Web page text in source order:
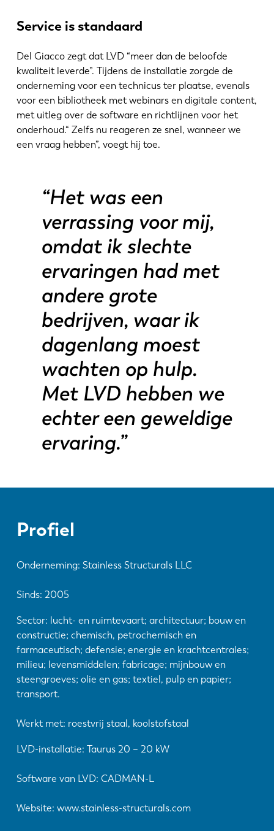
Service is standaard
Del Giacco zegt dat LVD “meer dan de beloofde
kwaliteit leverde”. Tijdens de installatie zorgde de
onderneming voor een technicus ter plaatse, evenals
voor een bibliotheek met webinars en digitale content,
met uitleg over de software en richtlijnen voor het
onderhoud.“ Zelfs nu reageren ze snel, wanneer we
een vraag hebben”, voegt hij toe.
“Het was een
verrassing voor mij,
omdat ik slechte
ervaringen had met
andere grote
bedrijven, waar ik
dagenlang moest
wachten op hulp.
Met LVD hebben we
echter een geweldige
ervaring.”
Profiel
Onderneming: Stainless Structurals LLC
Sinds: 2005
Sector: lucht- en ruimtevaart; architectuur; bouw en
constructie; chemisch, petrochemisch en
farmaceutisch; defensie; energie en krachtcentrales;
milieu; levensmiddelen; fabricage; mijnbouw en
steengroeves; olie en gas; textiel, pulp en papier;
transport.
Werkt met: roestvrij staal, koolstofstaal
LVD-installatie: Taurus 20 – 20 kW
Software van LVD: CADMAN-L
Website: www.stainless-structurals.com
FR EN-US
DE IT
ES PT-PT